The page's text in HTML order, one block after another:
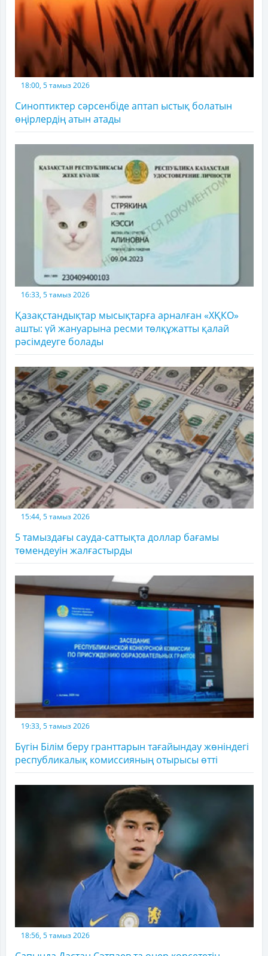
18:00, 5 тамыз 2026
Синоптиктер сәрсенбіде аптап ыстық болатын
өңірлердің атын атады
16:33, 5 тамыз 2026
Қазақстандықтар мысықтарға арналған «ХҚКО»
ашты: үй жануарына ресми төлқұжатты қалай
рәсімдеуге болады
15:44, 5 тамыз 2026
5 тамыздағы сауда-саттықта доллар бағамы
төмендеуін жалғастырды
19:33, 5 тамыз 2026
Бүгін Білім беру гранттарын тағайындау жөніндегі
республикалық комиссияның отырысы өтті
18:56, 5 тамыз 2026